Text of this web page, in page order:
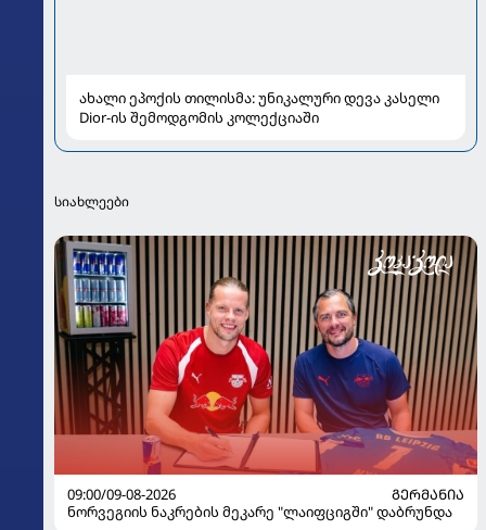
ახალი ეპოქის თილისმა: უნიკალური დევა კასელი
Dior-ის შემოდგომის კოლექციაში
სიახლეები
09:00/09-08-2026
ᲒᲔᲠᲛᲐᲜᲘᲐ
ნორვეგიის ნაკრების მეკარე "ლაიფციგში" დაბრუნდა